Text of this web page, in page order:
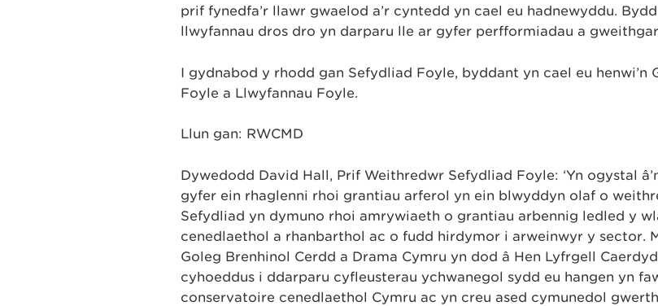
prif fynedfa’r llawr gwaelod a’r cyntedd yn cael eu hadnewyddu.
llwyfannau dros dro yn darparu lle ar gyfer perfformiadau a
I gydnabod y rhodd gan Sefydliad Foyle, byddant yn cael eu henwi’n
Foyle a Llwyfannau Foyle.
Llun gan: RWCMD
Dywedodd David Hall, Prif Weithredwr Sefydliad Foyle: ‘Yn ​​ogystal
gyfer ein rhaglenni rhoi grantiau arferol yn ein blwyddyn olaf o
Sefydliad yn dymuno rhoi amrywiaeth o grantiau arbennig ledled y
cenedlaethol a rhanbarthol ac o fudd hirdymor i arweinwyr y sector.
Goleg Brenhinol Cerdd a Drama Cymru yn dod â Hen Lyfrgell
cyhoeddus i ddarparu cyfleusterau ychwanegol sydd eu hangen yn
conservatoire cenedlaethol Cymru ac yn creu ased cymunedol